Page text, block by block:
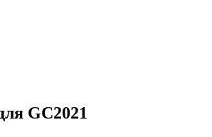
GC2021